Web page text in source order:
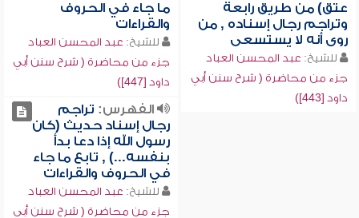
عتق) من طريق رابعة
وتراجم رجال إسناده , من
روى أنه لا يستسعى
للشيخ: عبد المحسن العباد
جزء من محاضرة ( شرح سنن أبي
داود [443])
ما جاء في الحروف
والقراءات
للشيخ: عبد المحسن العباد
جزء من محاضرة ( شرح سنن أبي
داود [447])
الفهرس: تراجم
رجال إسناد حديث (كان
رسول الله إذا دعا بدأ
بنفسه...) , تابع ما جاء
في الحروف والقراءات
للشيخ: عبد المحسن العباد
جزء من محاضرة ( شرح سنن أبي